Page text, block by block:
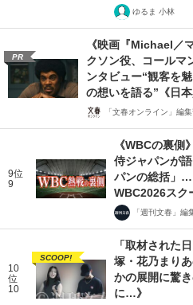
ゆるま 小林
PR
《映画『Michael／
クソン役、コールマ
ンタビュー“観客を
の想いを語る”《日
「文春オンライン」編
9位
9
《WBCの裏側
侍ジャパンが
パンの総括」…
WBC2026スク
「週刊文春」編
10
位
10
SCOOP!
「取材された
塚・花乃まり
かの展開に驚
に…》